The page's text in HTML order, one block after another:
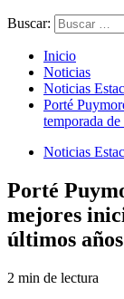
Buscar:
Inicio
Noticias
Noticias
Porté
temporada
Noticias
Porté
mejores
últimos años
2 min de lectura